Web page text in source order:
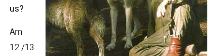
us?
Am
12./13.